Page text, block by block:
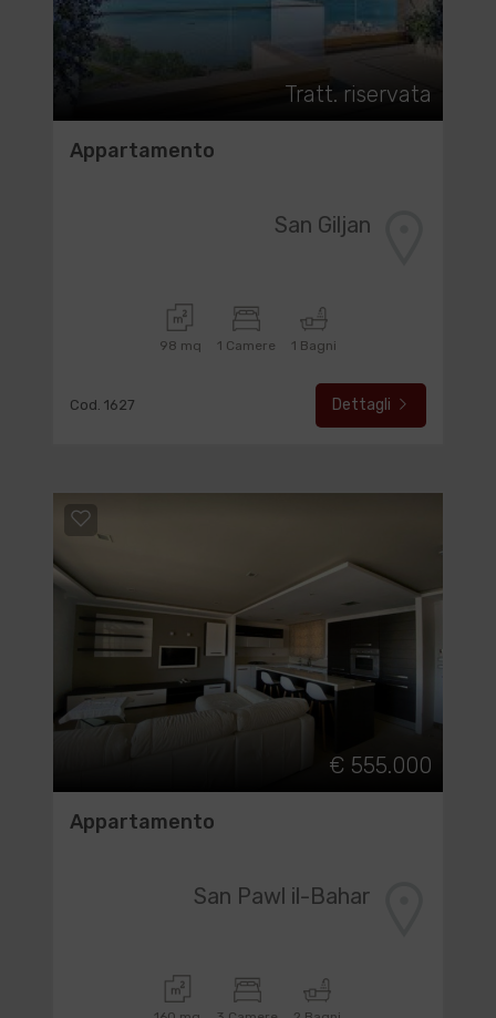
Tratt. riservata
Appartamento
San Giljan
98 mq 1 Camere 1 Bagni
Cod. 1627 Dettagli
€ 555.000
Appartamento
San Pawl il-Bahar